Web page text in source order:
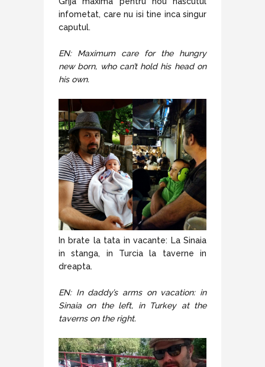
infometat, care nu isi tine inca singur
caputul.
EN: Maximum care for the hungry
new born, who can’t hold his head on
his own.
In brate la tata in vacante: La Sinaia
in stanga, in Turcia la taverne in
dreapta.
EN: In daddy’s arms on vacation: in
Sinaia on the left, in Turkey at the
taverns on the right.